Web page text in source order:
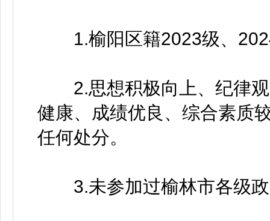
1.榆阳区籍2023级、
2.思想积极向上、纪律观
健康、成绩优良、综合素质
任何处分。
3.未参加过榆林市各级政